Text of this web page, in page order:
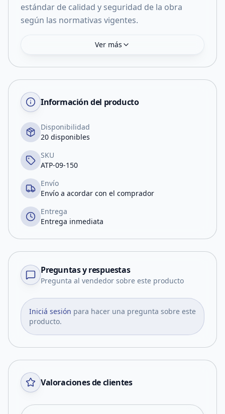
estándar de calidad y seguridad de la obra
según las normativas vigentes.
Ver más
Información del producto
Disponibilidad
20 disponibles
SKU
ATP-09-150
Envío
Envío a acordar con el comprador
Entrega
Entrega inmediata
Preguntas y respuestas
Pregunta al vendedor sobre este producto
Iniciá sesión para hacer una pregunta sobre este
producto.
Valoraciones de clientes